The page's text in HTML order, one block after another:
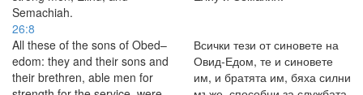
Semachiah.
26:8
All these of the sons of Obed–
edom: they and their sons and
their brethren, able men for
Всички тези от синовете на
Овид-Едом, те и синовете
им, и братята им, бяха силни